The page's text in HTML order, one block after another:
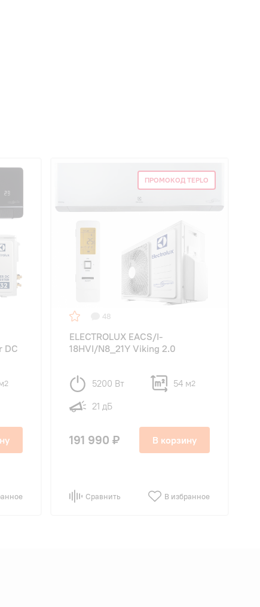
DC
2
ПРОМОКОД TEPLO
48
ELECTROLUX EACS/I-
18HVI/N8_21Y Viking 2.0
5200 Вт 54 м2
21 дБ
191 990 ₽ В корзину
Сравнить В избранное